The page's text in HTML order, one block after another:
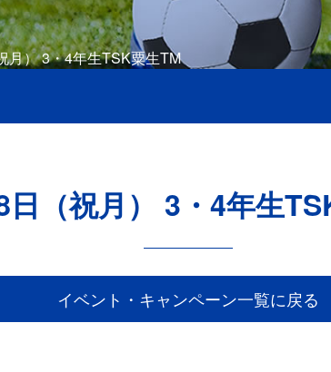
月） 3・4年生TSK粟生TM
日（祝月） 3・4年生
イベント・キャンペーン一覧に戻る